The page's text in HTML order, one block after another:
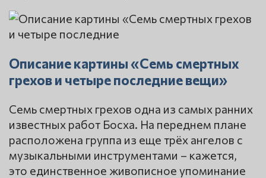
Описание картины «Семь смертных
грехов и четыре последние вещи»
Семь смертных грехов одна из самых ранних
известных работ Босха. На переднем плане
расположена группа из еще трёх ангелов с
музыкальными инструментами – кажется,
это единственное живописное упоминание